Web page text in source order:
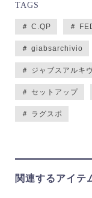
TAGS
＃ C.QP ＃
＃ giabsarchivio
＃ ジャブスアルキ
＃ セットアップ
＃ ラグスポ
関連するアイテ